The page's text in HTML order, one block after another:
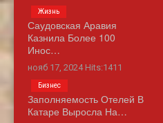
Саудовская Аравия
Казнила Более 100
Инос…
нояб 17, 2024 Hits:1411
Жизнь
Заполняемость Отелей В
Катаре Выросла На…
Бизнес